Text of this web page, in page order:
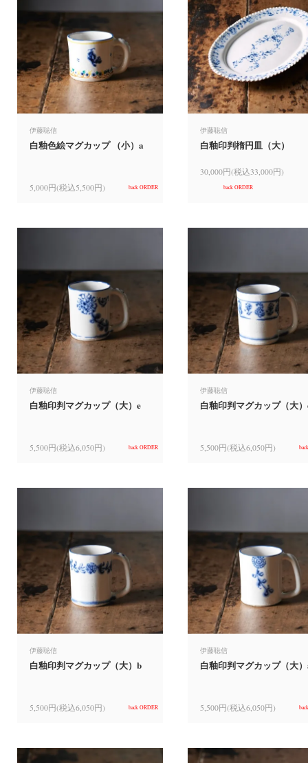
伊藤聡信
白釉色絵マグカップ （小）a
5,000円(税込5,500円) back ORDER
伊藤聡信
白釉印判楕円皿（大）
30,000円(税込33,000円)
back ORDER
伊藤聡信
白釉印判マグカップ（大）e
5,500円(税込6,050円) back ORDER
伊藤聡信
白釉印判マグカップ（大
5,500円(税込6,050円)
伊藤聡信
白釉印判マグカップ（大）b
5,500円(税込6,050円) back ORDER
伊藤聡信
白釉印判マグカップ（大
5,500円(税込6,050円)